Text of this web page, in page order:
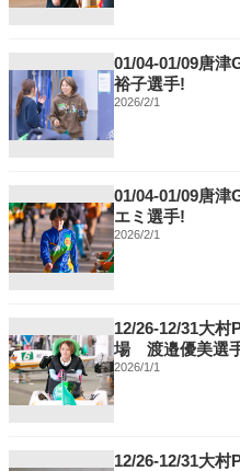
01/04-01/09唐
裕子選手!
2026/2/1
01/04-01/09唐
エミ選手!
2026/2/1
12/26-12/31大村
場 渡邉優美選
2026/1/1
12/26-12/31大村